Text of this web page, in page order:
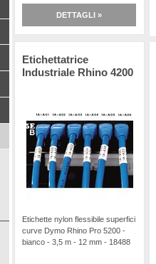
DETTAGLI »
Etichettatrice
Industriale Rhino 4200
Etichette nylon flessibile superfici
curve Dymo Rhino Pro 5200 -
bianco - 3,5 m - 12 mm - 18488